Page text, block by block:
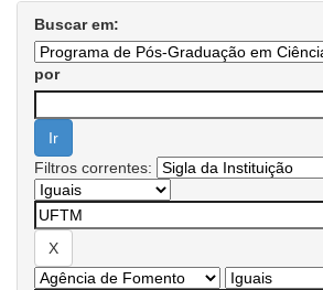
Buscar em:
por
Filtros correntes: